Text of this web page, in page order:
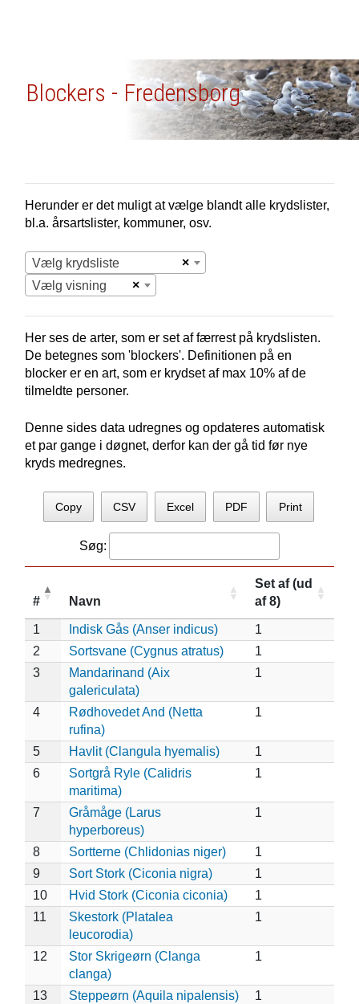
Blockers - Fredensborg
Herunder er det muligt at vælge blandt alle krydslister,
bl.a. årsartslister, kommuner, osv.
×
Vælg krydsliste
×
Vælg visning
Her ses de arter, som er set af færrest på krydslisten.
De betegnes som 'blockers'. Definitionen på en
blocker er en art, som er krydset af max 10% af de
tilmeldte personer.
Denne sides data udregnes og opdateres automatisk
et par gange i døgnet, derfor kan der gå tid før nye
kryds medregnes.
Copy CSV Excel PDF Print
Søg:
# Navn
Set af (ud
af 8)
1 Indisk Gås (Anser indicus)
1
2
Sortsvane (Cygnus atratus)
1
3
Mandarinand (Aix
galericulata)
1
4
Rødhovedet And (Netta
rufina)
1
5 Havlit (Clangula hyemalis)
1
6
Sortgrå Ryle (Calidris
maritima)
1
7
Gråmåge (Larus
hyperboreus)
1
8 Sortterne (Chlidonias niger)
1
9
Sort Stork (Ciconia nigra)
1
10
Hvid Stork (Ciconia ciconia)
1
11
Skestork (Platalea
leucorodia)
1
12
Stor Skrigeørn (Clanga
clanga)
1
13 Steppeørn (Aquila nipalensis)
1